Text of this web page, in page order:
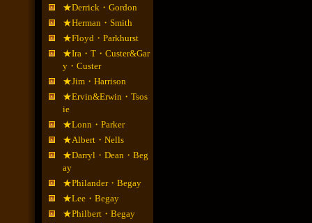
★Derrick・Gordon
★Herman・Smith
★Floyd・Parkhurst
★Ira・T・Custer&Gar
y・Custer
★Jim・Harrison
★Ervin&Erwin・Tsos
ie
★Lonn・Parker
★Albert・Nells
★Darryl・Dean・Beg
ay
★Philander・Begay
★Lee・Begay
★Philbert・Begay